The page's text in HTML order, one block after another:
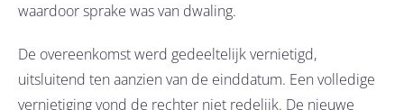
waardoor sprake was van dwaling.
De overeenkomst werd gedeeltelijk vernietigd,
uitsluitend ten aanzien van de einddatum. Een volledige
vernietiging vond de rechter niet redelijk. De nieuwe